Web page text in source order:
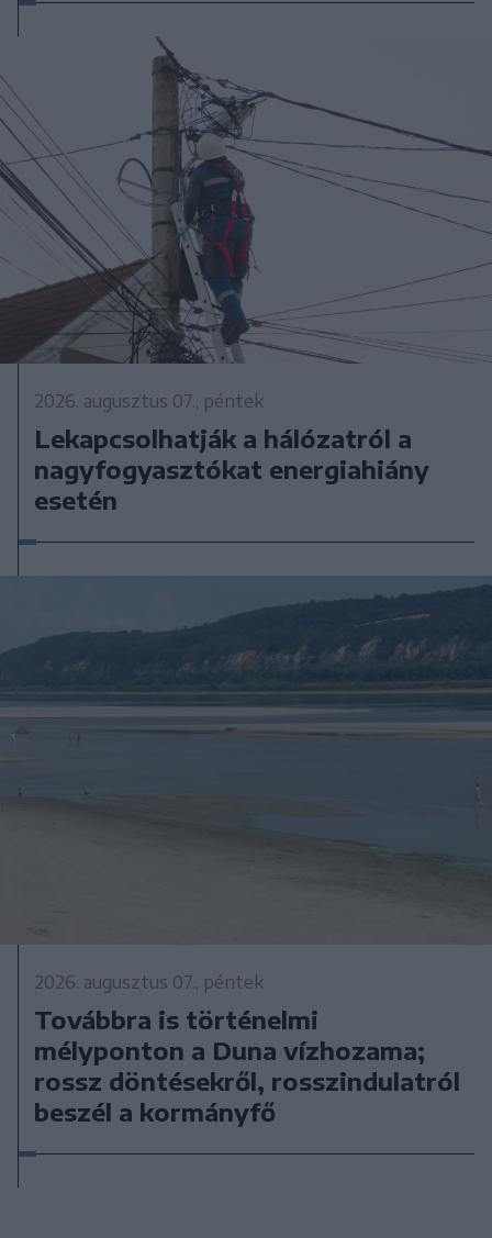
2026. augusztus 07., péntek
Lekapcsolhatják a hálózatról a
nagyfogyasztókat energiahiány
esetén
2026. augusztus 07., péntek
Továbbra is történelmi
mélyponton a Duna vízhozama;
rossz döntésekről, rosszindulatról
beszél a kormányfő